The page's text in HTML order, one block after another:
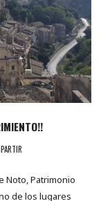
Noto, Patrimonio
de los lugares